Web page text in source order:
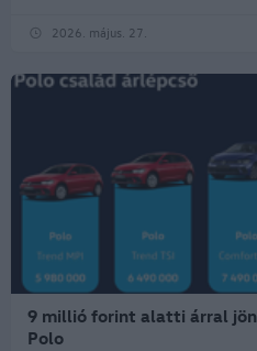
2026. május. 27.
9 millió forint alatti árral
Polo